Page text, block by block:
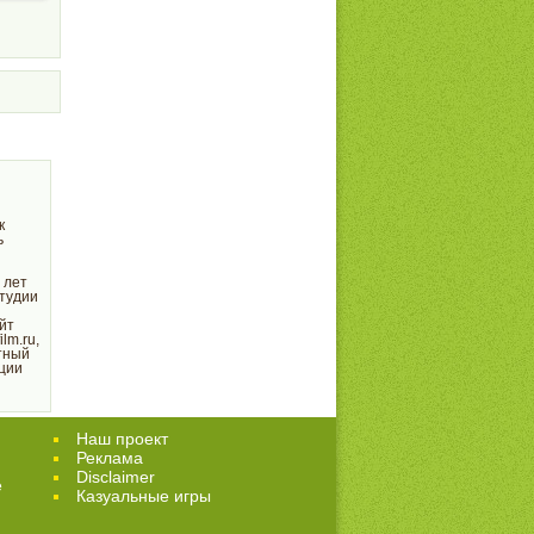
лет
Наш проект
Реклама
Disclaimer
Казуальные игры